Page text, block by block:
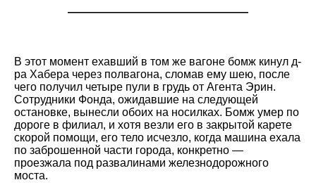
————————————————
В этот момент ехавший в том же вагоне бомж кинул д-
ра Хабера через полвагона, сломав ему шею, после
чего получил четыре пули в грудь от Агента Эрин.
Сотрудники Фонда, ожидавшие на следующей
остановке, вынесли обоих на носилках. Бомж умер по
дороге в филиал, и хотя везли его в закрытой карете
скорой помощи, его тело исчезло, когда машина ехала
по заброшенной части города, конкретно —
проезжала под развалинами железнодорожного
моста.